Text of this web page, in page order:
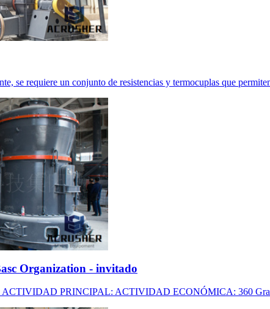
se requiere un conjunto de resistencias y termocuplas que
Organization - invitado
PRINCIPAL: ACTIVIDAD ECONÓMICA: 360